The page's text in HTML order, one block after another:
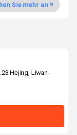
Sie mehr an
Hejing, Liwan-